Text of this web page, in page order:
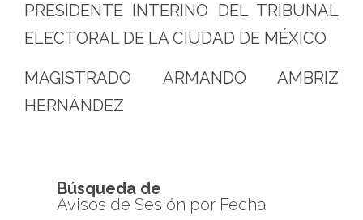
PRESIDENTE INTERINO DEL TRIBUNAL
ELECTORAL DE LA CIUDAD DE MÉXICO
MAGISTRADO ARMANDO AMBRIZ
HERNÁNDEZ
Búsqueda de
Avisos de Sesión por Fecha